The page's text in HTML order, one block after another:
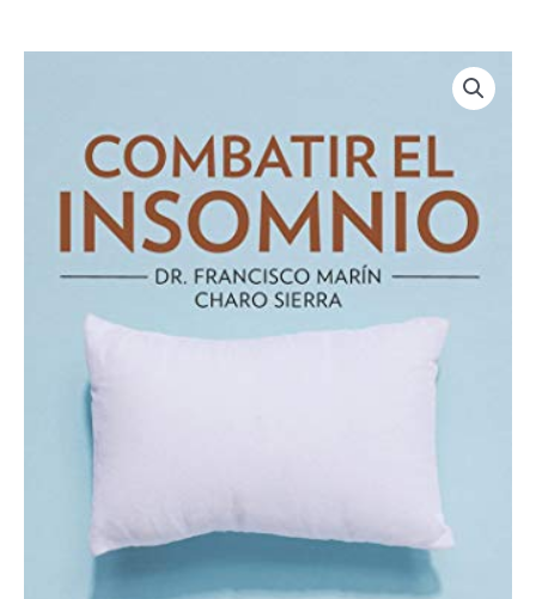
Sierra
Francisco
Marín